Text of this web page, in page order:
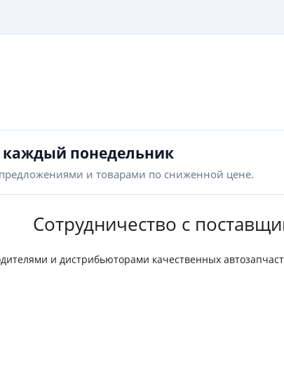
понедельник
и товарами по сниженной цене.
Сотрудничество с
и дистрибьюторами качественных